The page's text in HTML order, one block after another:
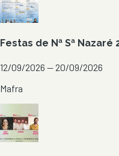
Festas de Nª Sª Nazaré
12/09/2026 — 20/09/2026
Mafra